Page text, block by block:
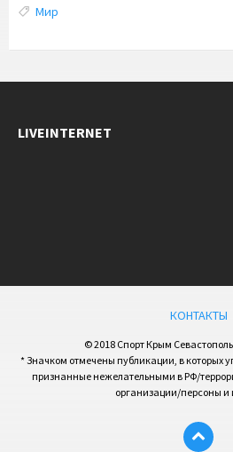
Tags:
Мир
LIVEINTERNET
КОНТАКТЫ
© 2018 Спорт Крым
* Значком отмечены публикации, в которых
признанные нежелательными в РФ/
организации/персоны и